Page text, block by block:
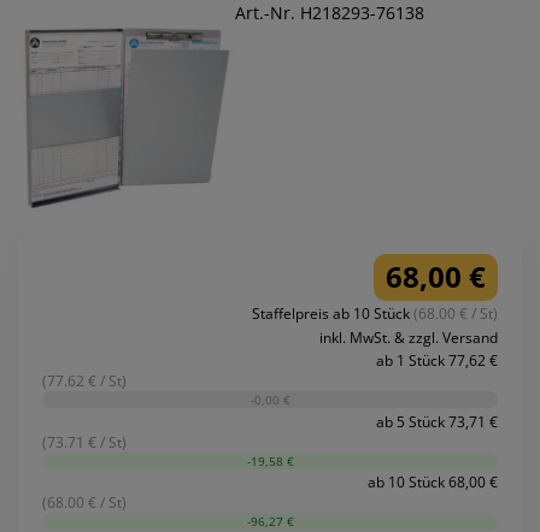
Art.-Nr. H218293-76138
68,00 €
Staffelpreis ab 10 Stück(68.00 € / St)
inkl. MwSt. & zzgl. Versand
ab 1 Stück 77,62 €
(77.62 € / St)
-0,00 €
ab 5 Stück 73,71 €
(73.71 € / St)
-19,58 €
ab 10 Stück 68,00 €
(68.00 € / St)
-96,27 €